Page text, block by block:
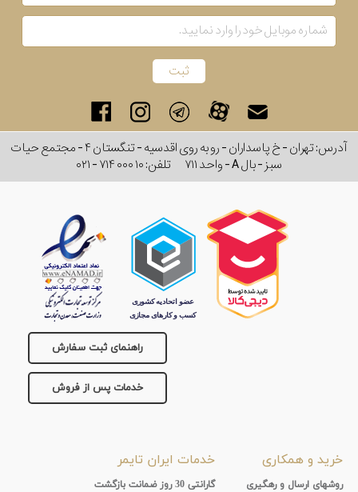
آدرس: تهران - خ پاسداران - رو به روی اقدسیه - تنگستان ۴ - مجتمع حیات
سبز - بال A - واحد ۷۱۱
تلفن:۰۲۱ - ۷۱۴ ۰۰۰ ۱۰
راهنمای ثبت سفارش
خدمات پس از فروش
خرید و همکاری
روشهای ارسال و رهگیری
خدمات ایران تایمر
گارانتی 30 روز ضمانت بازگشت